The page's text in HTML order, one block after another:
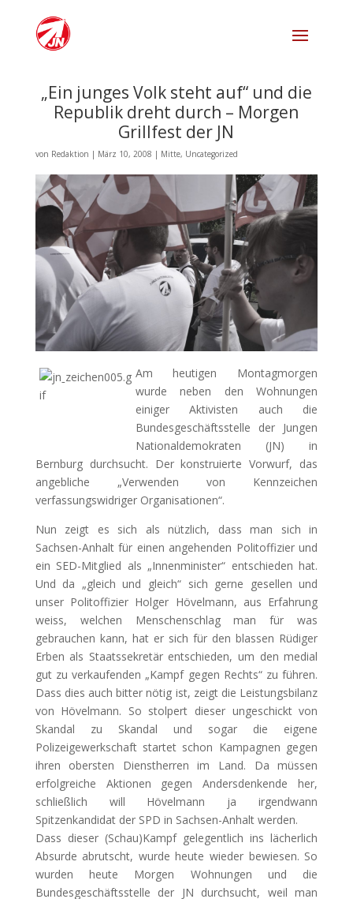
„Ein junges Volk steht auf“ und die
Republik dreht durch – Morgen
Grillfest der JN
von Redaktion | März 10, 2008 | Mitte, Uncategorized
Am heutigen Montagmorgen
wurde neben den Wohnungen
einiger Aktivisten auch die
Bundesgeschäftsstelle der Jungen
Nationaldemokraten (JN) in
Bernburg durchsucht. Der konstruierte Vorwurf, das
angebliche „Verwenden von Kennzeichen
verfassungswidriger Organisationen“.
Nun zeigt es sich als nützlich, dass man sich in
Sachsen-Anhalt für einen angehenden Politoffizier und
ein SED-Mitglied als „Innenminister“ entschieden hat.
Und da „gleich und gleich“ sich gerne gesellen und
unser Politoffizier Holger Hövelmann, aus Erfahrung
weiss, welchen Menschenschlag man für was
gebrauchen kann, hat er sich für den blassen Rüdiger
Erben als Staatssekretär entschieden, um den medial
gut zu verkaufenden „Kampf gegen Rechts“ zu führen.
Dass dies auch bitter nötig ist, zeigt die Leistungsbilanz
von Hövelmann. So stolpert dieser ungeschickt von
Skandal zu Skandal und sogar die eigene
Polizeigewerkschaft startet schon Kampagnen gegen
ihren obersten Dienstherren im Land. Da müssen
erfolgreiche Aktionen gegen Andersdenkende her,
schließlich will Hövelmann ja irgendwann
Spitzenkandidat der SPD in Sachsen-Anhalt werden.
Dass dieser (Schau)Kampf gelegentlich ins lächerlich
Absurde abrutscht, wurde heute wieder bewiesen. So
wurden heute Morgen Wohnungen und die
Bundesgeschäftsstelle der JN durchsucht, weil man